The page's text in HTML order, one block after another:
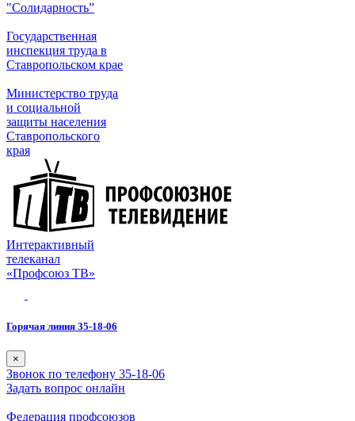
"Солидарность”
Государственная
инспекция труда в
Ставропольском крае
Министерство труда
и социальной
защиты населения
Ставропольского
края
Интерактивный
телеканал
«Профсоюз ТВ»
Горячая линия 35-18-06
×
Звонок по телефону 35-18-06
Задать вопрос онлайн
Федерация профсоюзов